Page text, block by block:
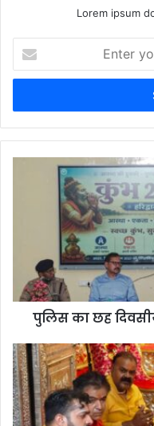
Lorem ipsum
your
Email
पुलिस का छह